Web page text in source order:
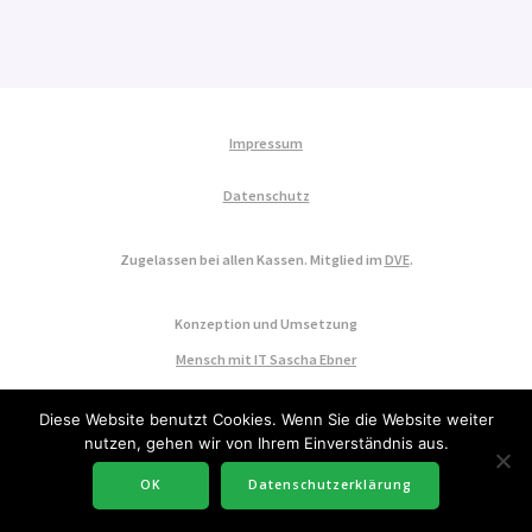
© 2026 ErgoAktiv GbR
Impressum
Datenschutz
Zugelassen bei allen Kassen. Mitglied im DVE.
Konzeption und Umsetzung
Mensch mit IT Sascha Ebner
Diese Website benutzt Cookies. Wenn Sie die Website weiter
nutzen, gehen wir von Ihrem Einverständnis aus.
OK Datenschutzerklärung